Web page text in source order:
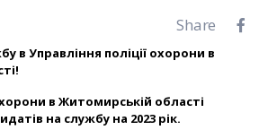
Share
в Управління поліції охорони в
в Житомирській області
на службу на 2023 рік.